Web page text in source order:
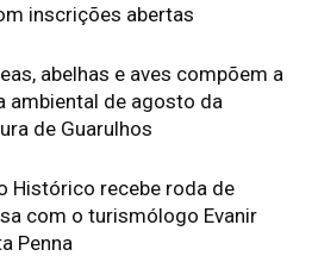
inscrições abertas
abelhas e aves compõem a
ambiental de agosto da
de Guarulhos
Histórico recebe roda de
com o turismólogo Evanir
Penna